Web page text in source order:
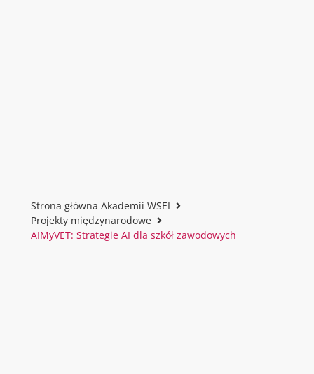
Strona główna Akademii WSEI
Projekty międzynarodowe
AIMyVET: Strategie AI dla szkół zawodowych